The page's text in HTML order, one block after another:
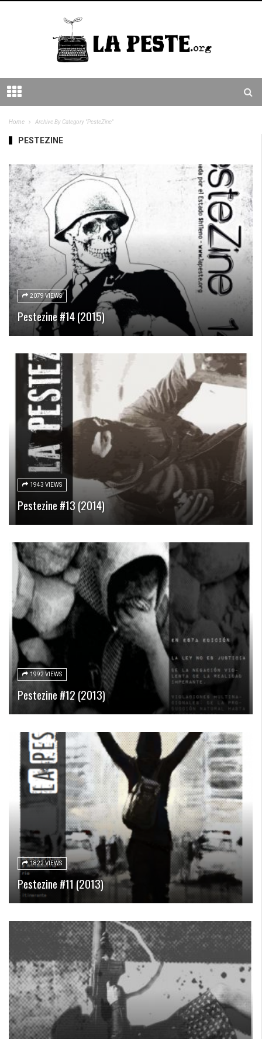
Home Archive By Category "PesteZine"
PESTEZINE
2079 VIEWS
Pestezine #14 (2015)
1943 VIEWS
Pestezine #13 (2014)
1992 VIEWS
Pestezine #12 (2013)
1822 VIEWS
Pestezine #11 (2013)